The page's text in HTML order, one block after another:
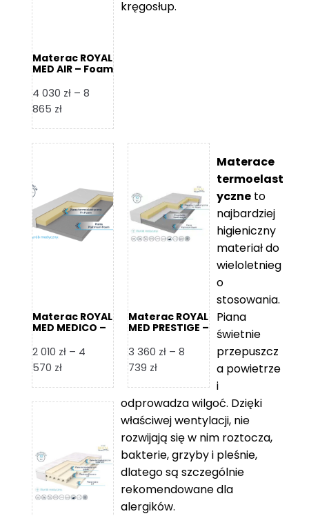
Materac ROYAL
MED AIR – Foam
4 030 zł – 8
865 złZakres
od
do
8
865 zł
kręgosłup.
Materac ROYAL
MED MEDICO –
2 010 zł – 4
570 złZakres
od
4
570 zł
Materac ROYAL
MED PRESTIGE –
3 360 zł – 8
739 złZakres
od
3
360 zł
do
8
739 zł
Materace
termoelast
yczne to
najbardziej
higieniczny
materiał do
wieloletnieg
o
stosowania.
Piana
świetnie
przepuszcz
a powietrze
i
odprowadza wilgoć. Dzięki
właściwej wentylacji, nie
rozwijają się w nim roztocza,
bakterie, grzyby i pleśnie,
dlatego są szczególnie
rekomendowane dla
alergików.